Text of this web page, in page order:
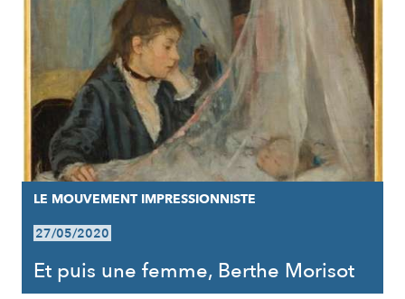
LE MOUVEMENT IMPRESSIONNISTE
27/05/2020
Et puis une femme, Berthe Morisot